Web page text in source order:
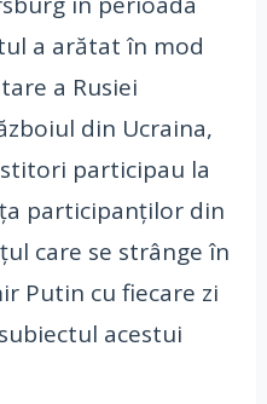
a arătat în mod
a Rusiei
din Ucraina,
participau la
participanților din
care se strânge în
Putin cu fiecare zi
acestui